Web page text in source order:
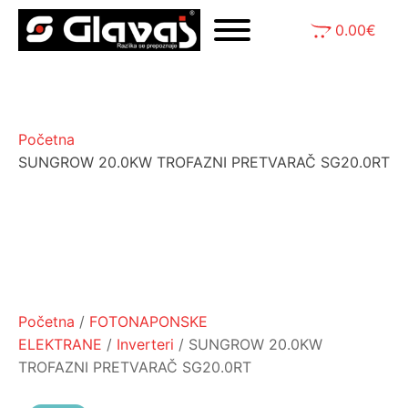
0.00€
Početna
SUNGROW 20.0KW TROFAZNI PRETVARAČ SG20.0RT
Početna / FOTONAPONSKE
ELEKTRANE / Inverteri / SUNGROW 20.0KW
TROFAZNI PRETVARAČ SG20.0RT